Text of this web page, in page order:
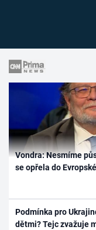
Vondra: Nesmíme
se opřela do
Podmínka pro
dětmi? Tejc zvažuje